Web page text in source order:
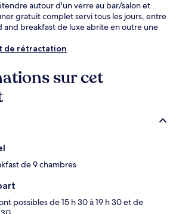
autour d'un verre au bar/salon et
gratuit complet servi tous les jours, entre
and breakfast de luxe abrite en outre une
de rétractation
sur cet
de 9 chambres
possibles de 15 h 30 à 19 h 30 et de